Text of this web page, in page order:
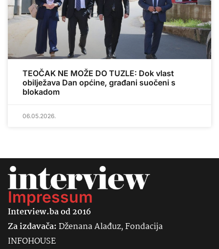
TEOČAK NE MOŽE DO TUZLE: Dok vlast
obilježava Dan općine, građani suočeni s
blokadom
06.05.2026.
Impressum
Interview.ba od 2016
Za izdavača:Dženana Alađuz, Fondacija
INFOHOUSE